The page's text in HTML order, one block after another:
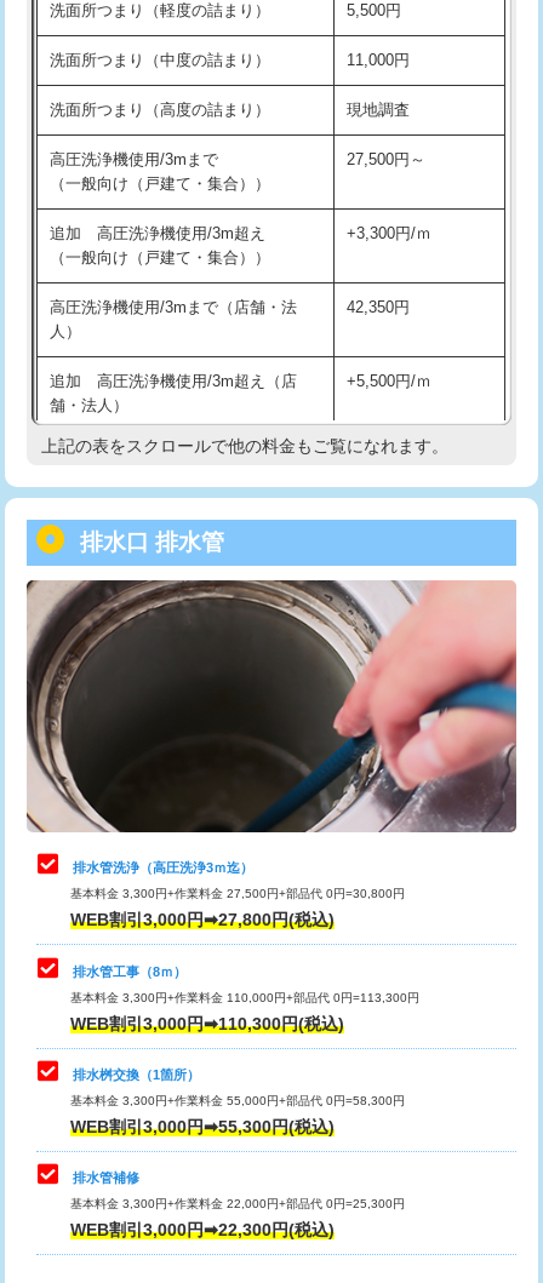
モルタル補修（厚さ10㎝超え） 38,500円
洗面台設置 38,500円
バスタブ設置 現場見積
追加人工 16,500円
廃棄・処分
※給水管工事は20mmまでの価格です。
持込商品取付（混合水栓） 16,500円
持込商品取付（浄水器・分岐水栓） 16,500円
給水管工事※（ホール加工) 16,500円
給水管工事※（バンド止め)
給水管工事※（支持金具設置) 5,500円
給水管工事※（保温材使用（バンド止
め込み）)
5,500円
給水管工事※（土の掘削・埋め戻し作
業)
11,000円
給水管工事※（塩ビ管（VP・HI）使
用/3ｍまで)
用（追加）/3ｍ超え)
給水管工事※（ライニング鋼管・銅
管・ポリ管・HT管使用/3ｍまで)
44,000円
給水管工事※（ライニング鋼管・銅
管・ポリ管・HT管使用/3ｍ超え)
+8,800円
排水管工事（土の掘削・埋め戻し作
業）
11,000円~
排水管工事（排水管工事/3ｍまで） 55,000円
排水管工事（追加 排水管工事/3ｍ超
え）
マス交換（土の掘削・埋め戻し作業）
マス交換（深さ50㎝未満）
マス交換（深さ50㎝以上）
コンクリート斫り（厚さ10㎝まで）
コンクリート斫り（厚さ10㎝超え）
モルタル補修（厚さ10㎝まで）
モルタル補修（厚さ10㎝超え）
洗面所つまり（軽度の詰まり） 5,500円
洗面所つまり（中度の詰まり） 11,000円
洗面所つまり（高度の詰まり） 現地調査
高圧洗浄機使用/3mまで
（一般向け（戸建て・集合））
27,500円～
追加 高圧洗浄機使用/3m超え
（一般向け（戸建て・集合））
+3,300円/ｍ
高圧洗浄機使用/3mまで（店舗・法
人）
42,350円
追加 高圧洗浄機使用/3m超え（店
舗・法人）
+5,500円/ｍ
高度高圧洗浄換 現地調査
トーラー機使用/3mまで
追加トーラー機使用/3m超え +3,300円
カメラ調査 33,000円
桝清掃 8,800円
止水・漏水調査・防水処理・清掃・修
理・調整・分解・加工など（軽作業）
11,000円
止水・漏水調査・防水処理・清掃・修
理・調整・分解・加工など（中作業）
22,000円
止水・漏水調査・防水処理・清掃・修
理・調整・分解・加工など（重作業）
33,000円
その他部品の脱着
交換・取付（タンク）
交換・取付(単水栓（壁付・デッキ
式）)
交換・取付(混合水栓（壁付・デッキ
式・ワンホール）)
16,500円+材料費
交換・取付(排水栓・排水トラップ
上記の表をスクロールで他の料金もご覧になれます。
排水口 排水管
排水管洗浄（高圧洗浄3ｍ迄）
基本料金 3,300円+作業料金 27,500円+部品代 0円=30,800円
WEB割引3,000円➡27,800円(税込)
排水管工事（8ｍ）
基本料金 3,300円+作業料金 110,000円+部品代 0円=113,300円
WEB割引3,000円➡110,300円(税込)
排水桝交換（1箇所）
基本料金 3,300円+作業料金 55,000円+部品代 0円=58,300円
WEB割引3,000円➡55,300円(税込)
排水管補修
基本料金 3,300円+作業料金 22,000円+部品代 0円=25,300円
WEB割引3,000円➡22,300円(税込)